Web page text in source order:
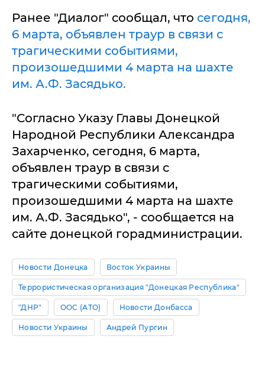
Ранее "Диалог" сообщал, что сегодня,
6 марта, объявлен траур в связи с
трагическими событиями,
произошедшими 4 марта на шахте
им. А.Ф. Засядько.
"Согласно Указу Главы Донецкой
Народной Республики Александра
Захарченко, сегодня, 6 марта,
объявлен траур в связи с
трагическими событиями,
произошедшими 4 марта на шахте
им. А.Ф. Засядько", - сообщается на
сайте донецкой горадминистрации.
Новости Донецка Восток Украины
Террористическая организация "Донецкая Республика"
"ДНР" ООС (АТО) Новости Донбасса
Новости Украины Андрей Пургин